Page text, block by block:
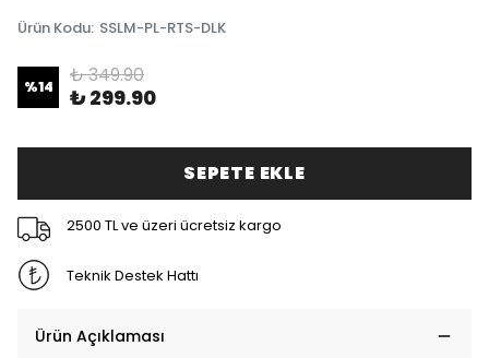
Ürün Kodu: SSLM-PL-RTS-DLK
%14 ₺ 349.90
₺ 299.90
SEPETE EKLE
2500 TL ve üzeri ücretsiz kargo
Teknik Destek Hattı
Ürün Açıklaması